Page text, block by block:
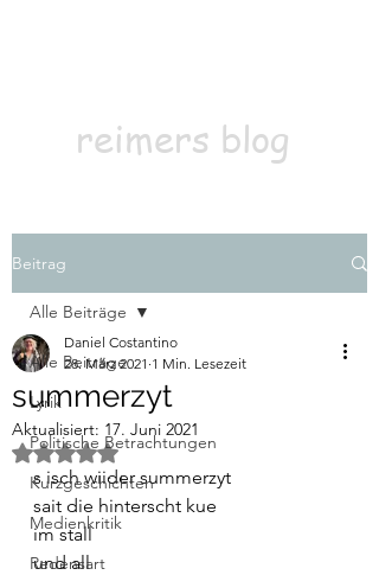
reimers blog
Beitrag
Alle Beiträge
Lyrik
Politische Betrachtungen
Kurzgeschichten
Medienkritik
Redensart
Alle Beiträge
summerzyt
Daniel Costantino
28. März 2021 1 Min. Lesezeit
Aktualisiert: 17. Juni 2021
Mit NaN von 5 Sternen bewertet.
s isch wiider summerzyt
sait die hinterscht kue
im stall
und all